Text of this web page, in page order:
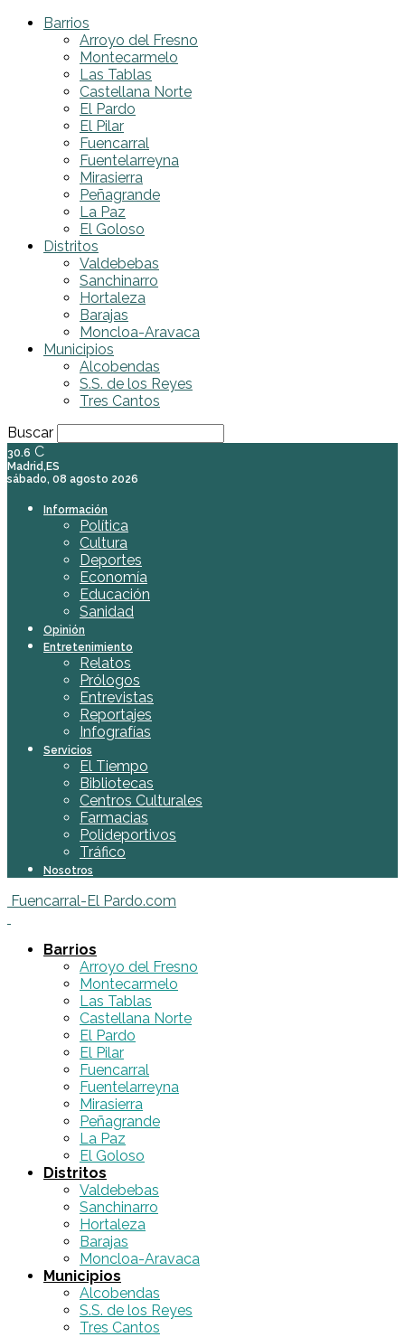
Barrios
Arroyo del Fresno
Montecarmelo
Las Tablas
Castellana Norte
El Pardo
El Pilar
Fuencarral
Fuentelarreyna
Mirasierra
Peñagrande
La Paz
El Goloso
Distritos
Valdebebas
Sanchinarro
Hortaleza
Barajas
Moncloa-Aravaca
Municipios
Alcobendas
S.S. de los Reyes
Tres Cantos
Buscar
30.6 C
Madrid,ES
sábado, 08 agosto 2026
Información
Política
Cultura
Deportes
Economía
Educación
Sanidad
Opinión
Entretenimiento
Relatos
Prólogos
Entrevistas
Reportajes
Infografías
Servicios
El Tiempo
Bibliotecas
Centros Culturales
Farmacias
Polideportivos
Tráfico
Nosotros
Fuencarral-El Pardo.com
Barrios
Arroyo del Fresno
Montecarmelo
Las Tablas
Castellana Norte
El Pardo
El Pilar
Fuencarral
Fuentelarreyna
Mirasierra
Peñagrande
La Paz
El Goloso
Distritos
Valdebebas
Sanchinarro
Hortaleza
Barajas
Moncloa-Aravaca
Municipios
Alcobendas
S.S. de los Reyes
Tres Cantos